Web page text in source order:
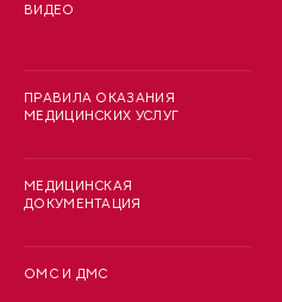
ВИДЕО
ПРАВИЛА ОКАЗАНИЯ
МЕДИЦИНСКИХ УСЛУГ
МЕДИЦИНСКАЯ
ДОКУМЕНТАЦИЯ
ОМС И ДМС